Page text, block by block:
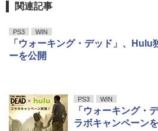
関連記事
PS3 WIN
「ウォーキング・デッド」、Hulu
ーを公開
PS3 WIN
「ウォーキング・
ラボキャンペーン